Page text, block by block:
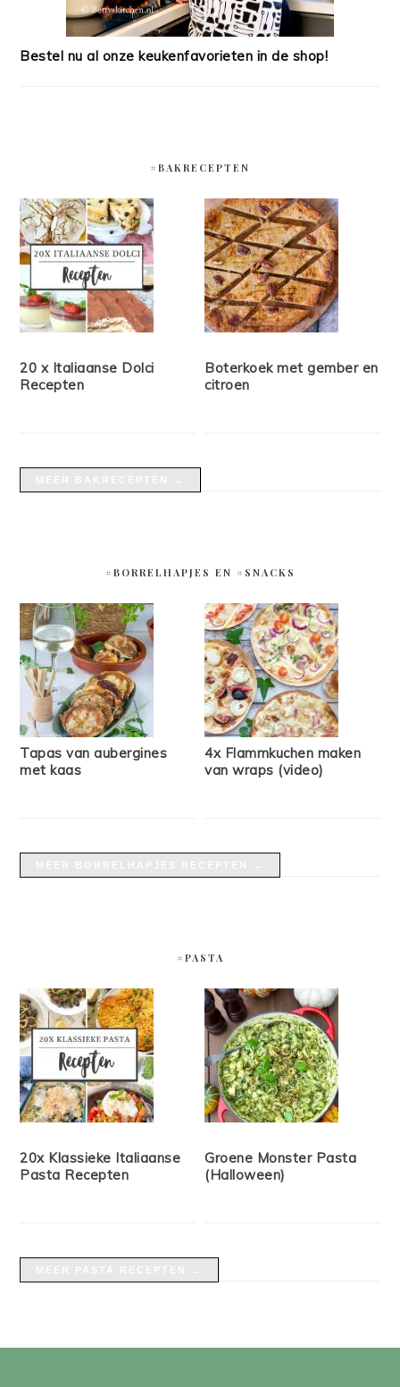
Bestel nu al onze keukenfavorieten in de shop!
#BAKRECEPTEN
20 x Italiaanse Dolci
Recepten
Boterkoek met gember en
citroen
#BORRELHAPJES EN #SNACKS
Tapas van aubergines
met kaas
4x Flammkuchen maken
van wraps (video)
#PASTA
20x Klassieke Italiaanse
Pasta Recepten
Groene Monster Pasta
(Halloween)